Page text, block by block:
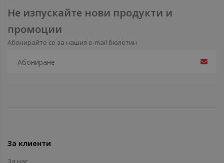
Не изпускайте нови продукти и
промоции
Абонирайте се за нашия e-mail бюлетин
За клиенти
За нас